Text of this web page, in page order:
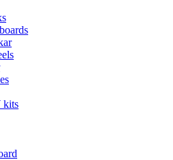
kits